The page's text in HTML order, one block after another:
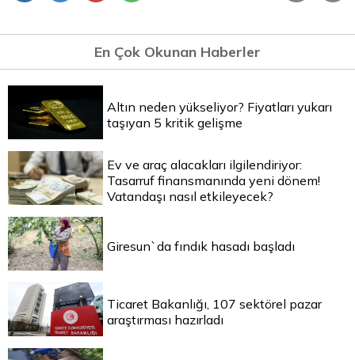
En Çok Okunan Haberler
Altın neden yükseliyor? Fiyatları yukarı
taşıyan 5 kritik gelişme
Ev ve araç alacakları ilgilendiriyor:
Tasarruf finansmanında yeni dönem!
Vatandaşı nasıl etkileyecek?
Giresun`da fındık hasadı başladı
Ticaret Bakanlığı, 107 sektörel pazar
araştırması hazırladı